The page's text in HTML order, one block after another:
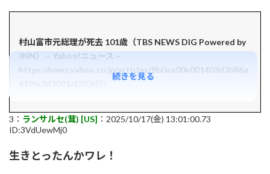
村山富市元総理が死去 101歳（TBS NEWS DIG Powered by
JNN） – Yahoo!ニュース –
https://news.yahoo.co.jp/articles/8b0aa00e001403d3b86a
3： ランサルセ(茸) [US] ：2025/10/17(金) 13:01:00.73
ID:3VdUewMj0
生きとったんかワレ！
続きを見る